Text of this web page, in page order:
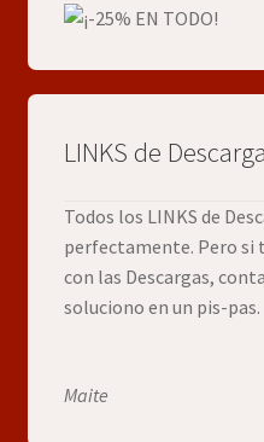
LINKS de Descarga
Todos los LINKS de
perfectamente. Pero si
con las Descargas,
soluciono en un pis-pas.
Maite